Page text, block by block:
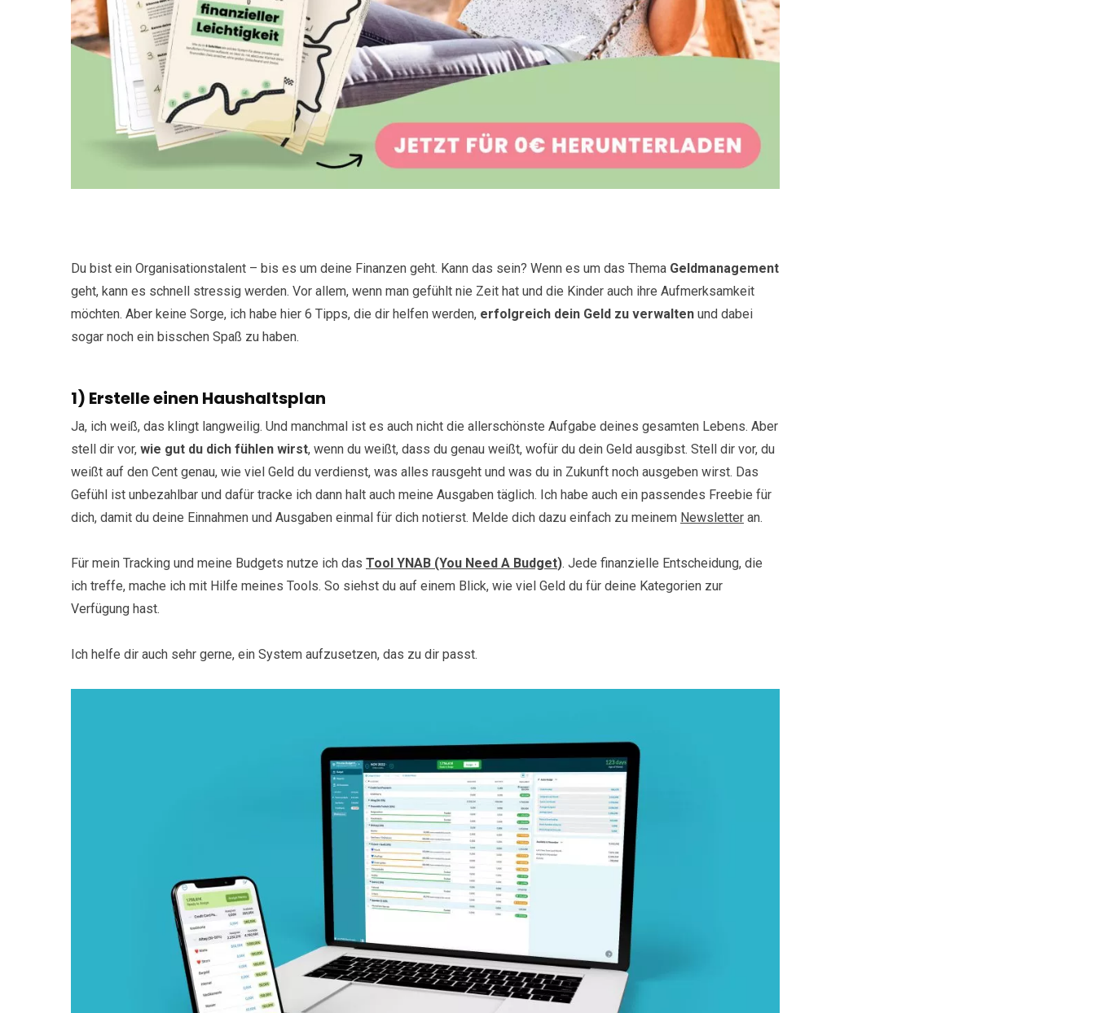
Du bist ein Organisationstalent – bis es um deine Finanzen geht. Kann das sein? Wenn es um das Thema Geldmanagement
geht, kann es schnell stressig werden. Vor allem, wenn man gefühlt nie Zeit hat und die Kinder auch ihre Aufmerksamkeit
möchten. Aber keine Sorge, ich habe hier 6 Tipps, die dir helfen werden, erfolgreich dein Geld zu verwalten und dabei
sogar noch ein bisschen Spaß zu haben.
1) Erstelle einen Haushaltsplan
Ja, ich weiß, das klingt langweilig. Und manchmal ist es auch nicht die allerschönste Aufgabe deines gesamten Lebens. Aber
stell dir vor, wie gut du dich fühlen wirst, wenn du weißt, dass du genau weißt, wofür du dein Geld ausgibst. Stell dir vor, du
weißt auf den Cent genau, wie viel Geld du verdienst, was alles rausgeht und was du in Zukunft noch ausgeben wirst. Das
Gefühl ist unbezahlbar und dafür tracke ich dann halt auch meine Ausgaben täglich. Ich habe auch ein passendes Freebie für
dich, damit du deine Einnahmen und Ausgaben einmal für dich notierst. Melde dich dazu einfach zu meinem Newsletter an.
Für mein Tracking und meine Budgets nutze ich das Tool YNAB (You Need A Budget). Jede finanzielle Entscheidung, die
ich treffe, mache ich mit Hilfe meines Tools. So siehst du auf einem Blick, wie viel Geld du für deine Kategorien zur
Verfügung hast.
Ich helfe dir auch sehr gerne, ein System aufzusetzen, das zu dir passt.